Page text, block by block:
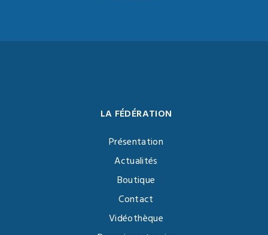
LA FÉDÉRATION
Présentation
Actualités
Boutique
Contact
Vidéothèque